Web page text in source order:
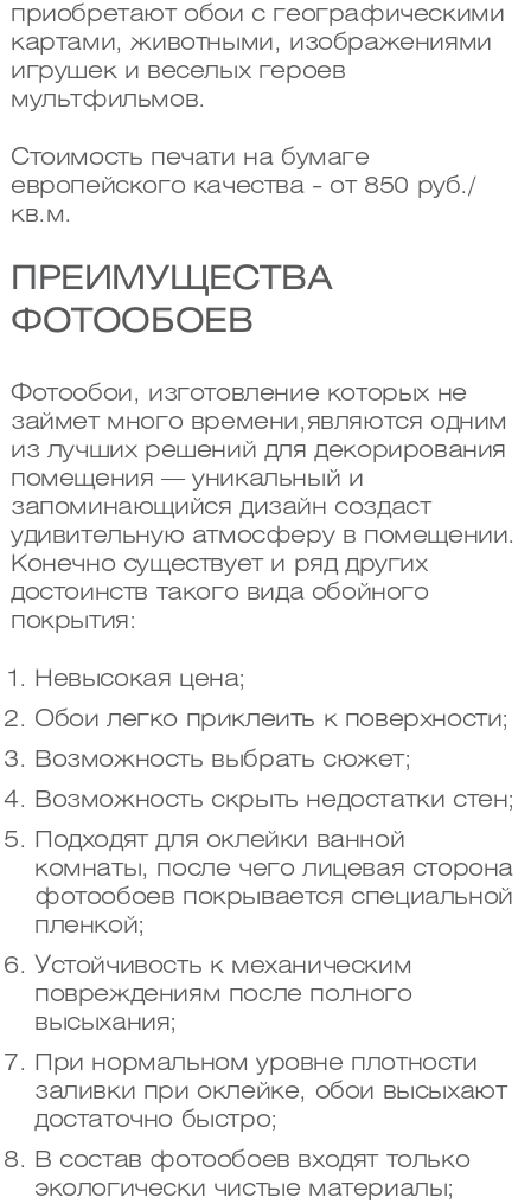
приобретают обои с географическими
картами, животными, изображениями
игрушек и веселых героев
мультфильмов.
Стоимость печати на бумаге
европейского качества - от 850 руб./
кв.м.
ПРЕИМУЩЕСТВА
ФОТООБОЕВ
Фотообои, изготовление которых не
займет много времени,являются одним
из лучших решений для декорирования
помещения — уникальный и
запоминающийся дизайн создаст
удивительную атмосферу в помещении.
Конечно существует и ряд других
достоинств такого вида обойного
покрытия:
Невысокая цена;
Обои легко приклеить к поверхности;
Возможность выбрать сюжет;
Возможность скрыть недостатки стен;
Подходят для оклейки ванной
комнаты, после чего лицевая сторона
фотообоев покрывается специальной
пленкой;
Устойчивость к механическим
повреждениям после полного
высыхания;
При нормальном уровне плотности
заливки при оклейке, обои высыхают
достаточно быстро;
В состав фотообоев входят только
экологически чистые материалы;